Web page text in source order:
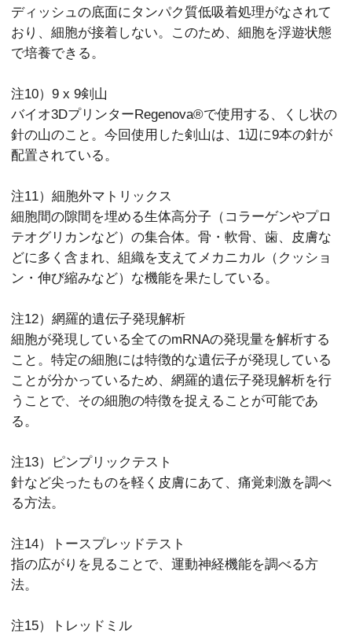
ディッシュの底面にタンパク質低吸着処理がなされて
おり、細胞が接着しない。このため、細胞を浮遊状態
で培養できる。
注10）9 x 9剣山
バイオ3DプリンターRegenova®︎で使用する、くし状の
針の山のこと。今回使用した剣山は、1辺に9本の針が
配置されている。
注11）細胞外マトリックス
細胞間の隙間を埋める生体高分子（コラーゲンやプロ
テオグリカンなど）の集合体。骨・軟骨、歯、皮膚な
どに多く含まれ、組織を支えてメカニカル（クッショ
ン・伸び縮みなど）な機能を果たしている。
注12）網羅的遺伝子発現解析
細胞が発現している全てのmRNAの発現量を解析する
こと。特定の細胞には特徴的な遺伝子が発現している
ことが分かっているため、網羅的遺伝子発現解析を行
うことで、その細胞の特徴を捉えることが可能であ
る。
注13）ピンプリックテスト
針など尖ったものを軽く皮膚にあて、痛覚刺激を調べ
る方法。
注14）トースプレッドテスト
指の広がりを見ることで、運動神経機能を調べる方
法。
注15）トレッドミル